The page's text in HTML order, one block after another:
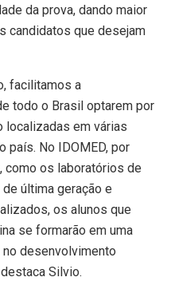
da prova, dando maior
candidatos que desejam
facilitamos a
todo o Brasil optarem por
localizadas em várias
país. No IDOMED, por
os laboratórios de
última geração e
os alunos que
se formarão em uma
desenvolvimento
Silvio.